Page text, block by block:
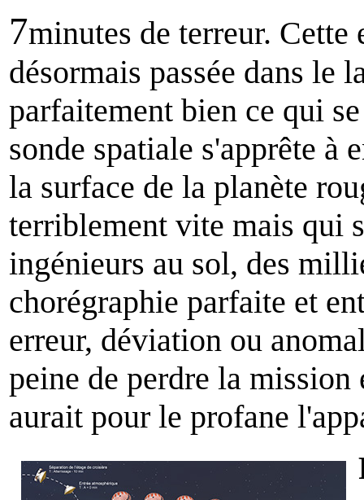
7minutes de terreur. Cette
désormais passée dans le
parfaitement bien ce qui
sonde spatiale s'apprête à
la surface de la planète
terriblement vite mais qui
ingénieurs au sol, des
chorégraphie parfaite et
erreur, déviation ou
peine de perdre la
aurait pour le profane